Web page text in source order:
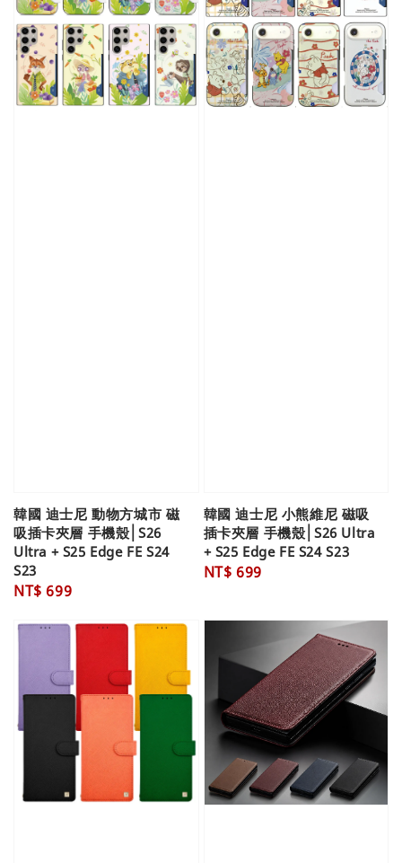
韓國 迪士尼 動物方城市 磁
吸插卡夾層 手機殼│S26
Ultra + S25 Edge FE S24
S23
Regular
NT$ 699
韓國 迪士尼 小熊維尼 磁吸
插卡夾層 手機殼│S26 Ultra
+ S25 Edge FE S24 S23
Regular
NT$ 699